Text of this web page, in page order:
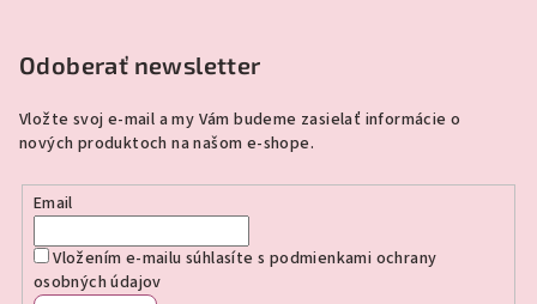
Odoberať newsletter
Vložte svoj e-mail a my Vám budeme zasielať informácie o
nových produktoch na našom e-shope.
Email
Vložením e-mailu súhlasíte s podmienkami ochrany
osobných údajov